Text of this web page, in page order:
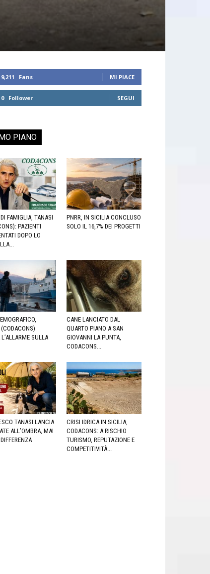
9,211 Fans MI PIACE
0 Follower SEGUI
PIANO
FAMIGLIA, TANASI
PAZIENTI
DOPO LO
PNRR, IN SICILIA CONCLUSO
SOLO IL 16,7% DEI PROGETTI
SULLA
CANE LANCIATO DAL
QUARTO PIANO A SAN
GIOVANNI LA PUNTA,
CODACONS...
TANASI LANCIA
ALL’OMBRA, MAI
CRISI IDRICA IN SICILIA,
CODACONS: A RISCHIO
TURISMO, REPUTAZIONE E
COMPETITIVITÀ...